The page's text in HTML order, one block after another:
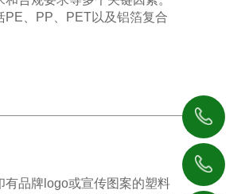
PE、PP、PET以及铝箔复合
有品牌logo或宣传图案的塑料
1876
4138
1396